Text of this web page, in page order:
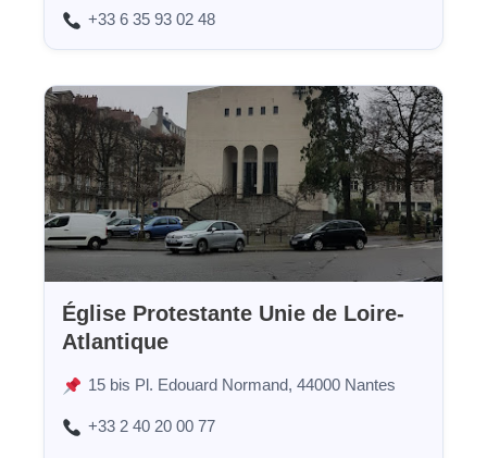
+33 6 35 93 02 48
Église Protestante Unie de Loire-
Atlantique
15 bis Pl. Edouard Normand, 44000 Nantes
+33 2 40 20 00 77